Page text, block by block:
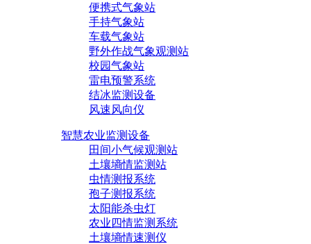
便携式气象站
手持气象站
车载气象站
野外作战气象观测站
校园气象站
雷电预警系统
结冰监测设备
风速风向仪
智慧农业监测设备
田间小气候观测站
土壤墒情监测站
虫情测报系统
孢子测报系统
太阳能杀虫灯
农业四情监测系统
土壤墒情速测仪